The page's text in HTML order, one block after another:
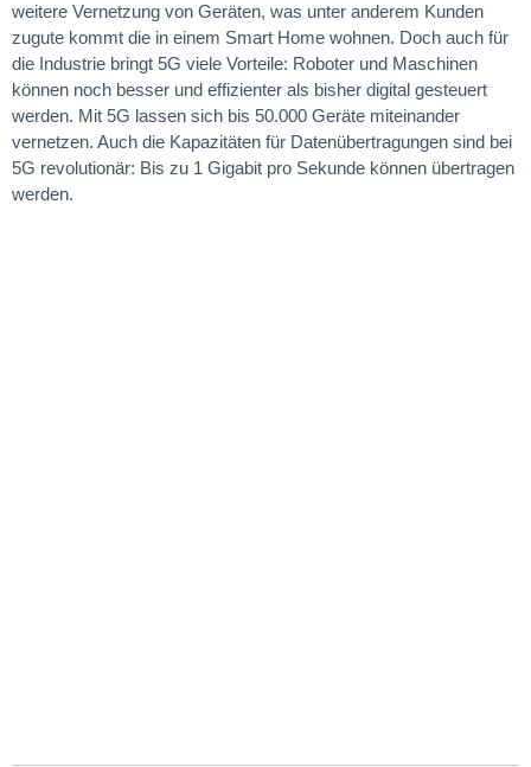
weitere Vernetzung von Geräten, was unter anderem Kunden
zugute kommt die in einem Smart Home wohnen. Doch auch für
die Industrie bringt 5G viele Vorteile: Roboter und Maschinen
können noch besser und effizienter als bisher digital gesteuert
werden. Mit 5G lassen sich bis 50.000 Geräte miteinander
vernetzen. Auch die Kapazitäten für Datenübertragungen sind bei
5G revolutionär: Bis zu 1 Gigabit pro Sekunde können übertragen
werden.